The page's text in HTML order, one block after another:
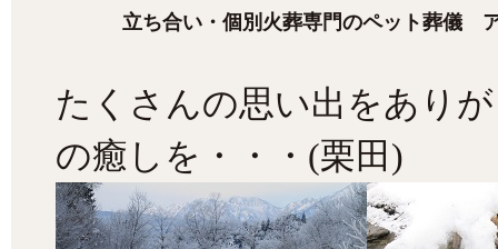
立ち合い・個別火葬専門のペット葬儀
たくさんの思い出をあり
の癒しを・・・(栗田)